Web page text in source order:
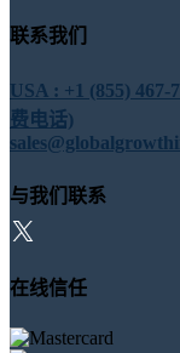
联系我们
USA : +1 (855) 467-
费电话)
与我们联系
在线信任